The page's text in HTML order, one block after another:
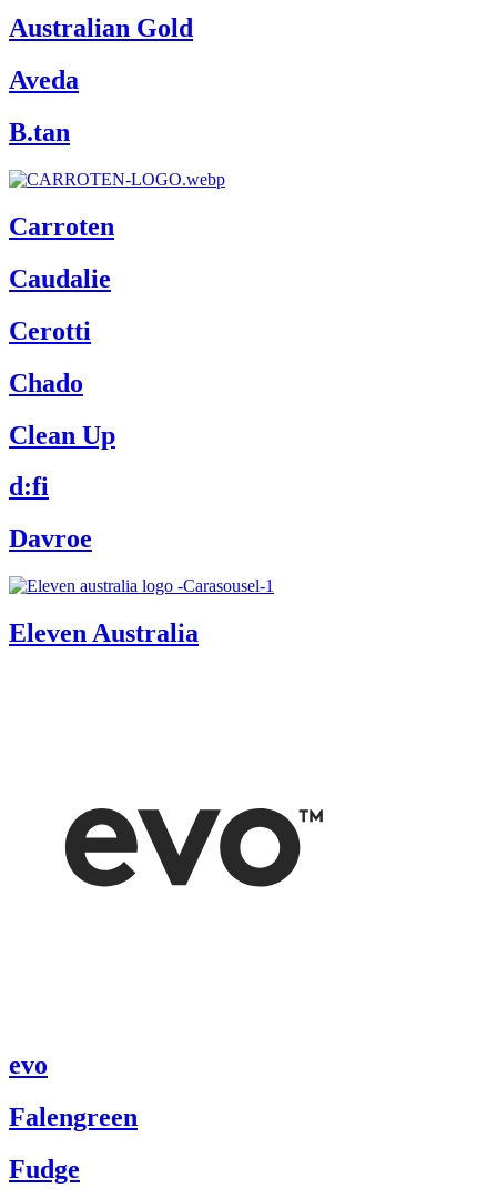
Australian Gold
Aveda
B.tan
Carroten
Caudalie
Cerotti
Chado
Clean Up
d:fi
Davroe
Eleven Australia
evo
Falengreen
Fudge